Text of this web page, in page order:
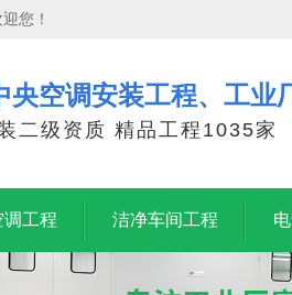
您！
央空调安装工程、工业
二级资质 精品工程1035家
工程 洁净车间工程